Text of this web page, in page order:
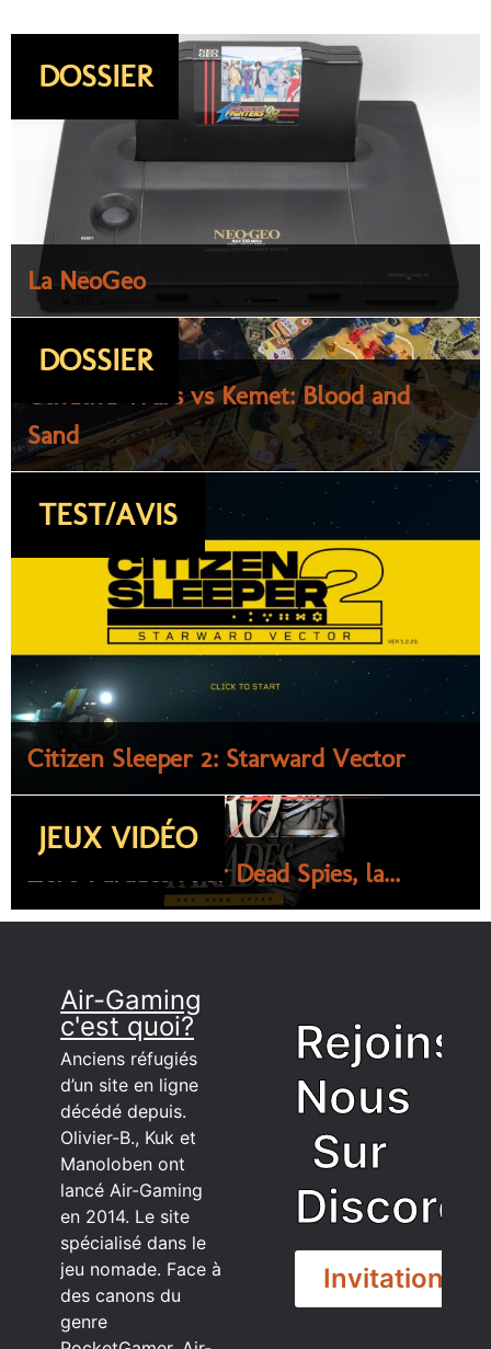
DOSSIER
La NeoGeo
DOSSIER
Cthulhu Wars vs Kemet: Blood and
Sand
TEST/AVIS
Citizen Sleeper 2: Starward Vector
JEUX VIDÉO
Zero Parades : For Dead Spies, la...
Air-Gaming
c'est quoi?
Anciens réfugiés
d’un site en ligne
décédé depuis.
Olivier-B., Kuk et
Manoloben ont
lancé Air-Gaming
en 2014. Le site
spécialisé dans le
jeu nomade. Face à
des canons du
genre
Rejoins
Nous
Sur
Discord
Invitation